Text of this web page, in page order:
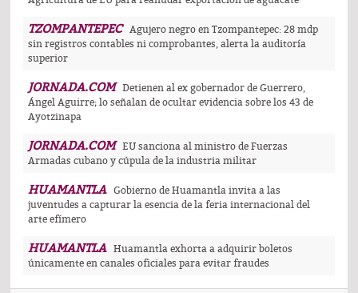
TZOMPANTEPEC
Agujero negro en Tzompantepec: 28 mdp
sin registros contables ni comprobantes, alerta la auditoría
superior
JORNADA.COM
Detienen al ex gobernador de Guerrero,
Ángel Aguirre; lo señalan de ocultar evidencia sobre los 43 de
Ayotzinapa
JORNADA.COM
EU sanciona al ministro de Fuerzas
Armadas cubano y cúpula de la industria militar
HUAMANTLA
Gobierno de Huamantla invita a las
juventudes a capturar la esencia de la feria internacional del
arte efímero
HUAMANTLA
Huamantla exhorta a adquirir boletos
únicamente en canales oficiales para evitar fraudes